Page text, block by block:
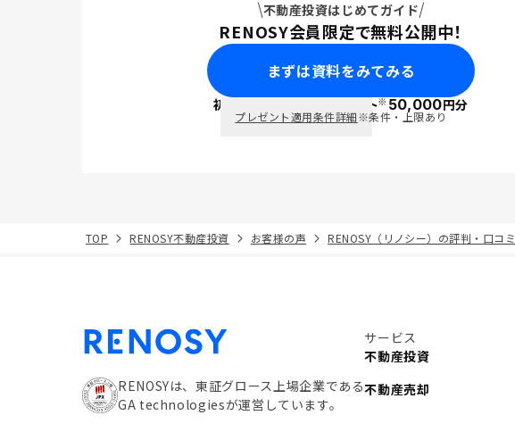
不動産投資はじめてガイド
RENOSY会員限定で無料公開中！
まずは資料をみてみる
初回面談で ポイント※50,000円分
プレゼント適用条件詳細※条件・上限あり
TOP RENOSY不動産投資 お客様の声 RENOSY（リノシー）の評判・口コミ
RENOSYは、東証グロース上場企業である
GA technologiesが運営しています。
サービス
不動産投資
不動産売却